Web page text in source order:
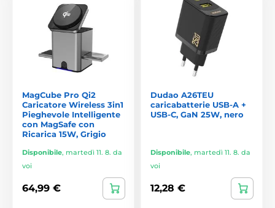
MagCube Pro Qi2
Caricatore Wireless 3in1
Pieghevole Intelligente
con MagSafe con
Ricarica 15W, Grigio
Disponibile, martedì 11. 8. da
voi
64,99 €
Dudao A26TEU
caricabatterie USB-A +
USB-C, GaN 25W, nero
Disponibile, martedì 11. 8. da
voi
12,28 €